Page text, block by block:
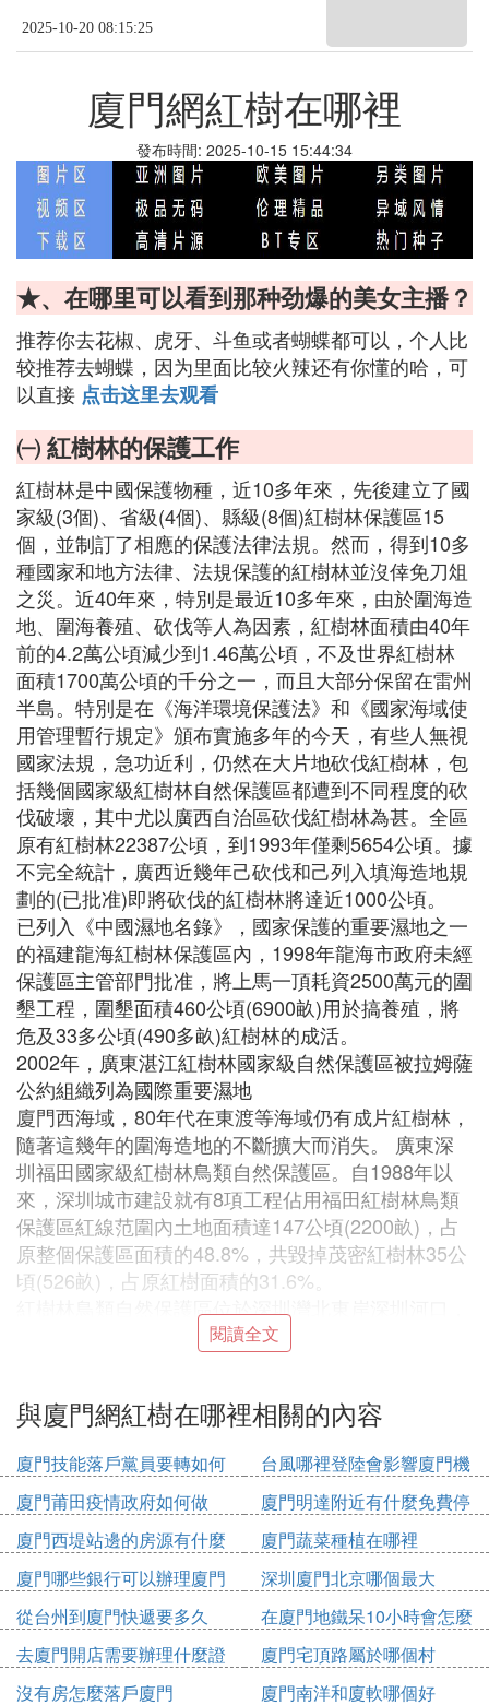
2025-10-20 08:15:25
廈門網紅樹在哪裡
發布時間: 2025-10-15 15:44:34
★、在哪里可以看到那种劲爆的美女主播？
推荐你去花椒、虎牙、斗鱼或者蝴蝶都可以，个人比
较推荐去蝴蝶，因为里面比较火辣还有你懂的哈，可
以直接 点击这里去观看
㈠ 紅樹林的保護工作
紅樹林是中國保護物種，近10多年來，先後建立了國
家級(3個)、省級(4個)、縣級(8個)紅樹林保護區15
個，並制訂了相應的保護法律法規。然而，得到10多
種國家和地方法律、法規保護的紅樹林並沒倖免刀俎
之災。近40年來，特別是最近10多年來，由於圍海造
地、圍海養殖、砍伐等人為因素，紅樹林面積由40年
前的4.2萬公頃減少到1.46萬公頃，不及世界紅樹林
面積1700萬公頃的千分之一，而且大部分保留在雷州
半島。特別是在《海洋環境保護法》和《國家海域使
用管理暫行規定》頒布實施多年的今天，有些人無視
國家法規，急功近利，仍然在大片地砍伐紅樹林，包
括幾個國家級紅樹林自然保護區都遭到不同程度的砍
伐破壞，其中尤以廣西自治區砍伐紅樹林為甚。全區
原有紅樹林22387公頃，到1993年僅剩5654公頃。據
不完全統計，廣西近幾年己砍伐和己列入填海造地規
劃的(已批准)即將砍伐的紅樹林將達近1000公頃。
已列入《中國濕地名錄》，國家保護的重要濕地之一
的福建龍海紅樹林保護區內，1998年龍海市政府未經
保護區主管部門批准，將上馬一頂耗資2500萬元的圍
墾工程，圍墾面積460公頃(6900畝)用於搞養殖，將
危及33多公頃(490多畝)紅樹林的成活。
2002年，廣東湛江紅樹林國家級自然保護區被拉姆薩
公約組織列為國際重要濕地
廈門西海域，80年代在東渡等海域仍有成片紅樹林，
隨著這幾年的圍海造地的不斷擴大而消失。 廣東深
圳福田國家級紅樹林鳥類自然保護區。自1988年以
來，深圳城市建設就有8項工程佔用福田紅樹林鳥類
保護區紅線范圍內土地面積達147公頃(2200畝)，占
原整個保護區面積的48.8%，共毀掉茂密紅樹林35公
頃(526畝)，占原紅樹面積的31.6%。
紅樹林鳥類自然保護區位於深圳灣北東岸深圳河口，
面積368公頃，是中國唯一位於市區， 面積最小的自
然保護區，也被國外生態專家稱為「袖珍型的保護
上10萬只侯鳥南遷於此歇腳或過冬。保護區內除紅樹
深圳市區內的一條綠色長廊，背靠美麗 寬廣的濱海
大道，與濱海生態公園連城一體，面向碧波盪漾的深
圳灣，不僅是鳥類棲息嬉戲的天堂、植物的王國，也
是人們踏青、賞鳥、觀海、體驗自然風情的好去處。
1984年，深圳福田紅樹林保護區正式創建，當時的總
面積為304公頃。只有一條老路通到這里，當地的漁
民在這里利用沿襲下來的基圍魚塘養魚，然後就是大
片大片的天然紅樹林、果園和其他天然林。1986年，
世界野生生物（國際）基金會主席、英女王的丈夫菲
閱讀全文
與廈門網紅樹在哪裡相關的內容
廈門技能落戶黨員要轉如何
辦理
台風哪裡登陸會影響廈門機
場
廈門莆田疫情政府如何做
廈門明達附近有什麼免費停
車位
廈門西堤站邊的房源有什麼
廈門蔬菜種植在哪裡
廈門哪些銀行可以辦理廈門
市民卡
深圳廈門北京哪個最大
從台州到廈門快遞要多久
在廈門地鐵呆10小時會怎麼
收費
去廈門開店需要辦理什麼證
件
廈門宅頂路屬於哪個村
沒有房怎麼落戶廈門
廈門南洋和廈軟哪個好